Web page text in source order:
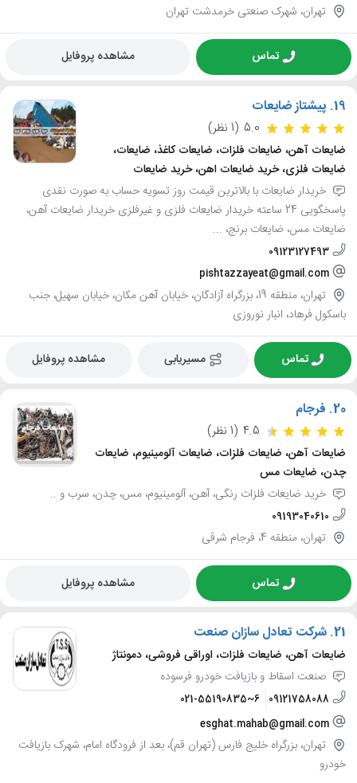
تهران، شهرک صنعتی خرمدشت تهران
تماس مشاهده پروفایل
19. پیشتاز ضایعات
5.0 (1 نظر)
ضایعات آهن، ضایعات فلزات، ضایعات کاغذ، ضایعات،
ضایعات فلزی، خرید ضایعات اهن، خرید ضایعات
خریدار ضایعات با بالاترین قیمت روز تسویه حساب به صورت نقدی
پاسخگویی 24 ساعته خریدار ضایعات فلزی و غیرفلزی خریدار ضایعات آهن،
ضایعات مس، ضایعات برنج، ...
09123127493
pishtazzayeat@gmail.com
تهران، منطقه 19، بزرگراه آزادگان، خیابان آهن مکان، خیابان سهیل، جنب
باسکول فرهاد، انبار نوروزی
تماس مسیریابی مشاهده پروفایل
20. فرجام
4.5 (1 نظر)
ضایعات آهن، ضایعات فلزات، ضایعات آلومینیوم، ضایعات
چدن، ضایعات مس
خرید ضایعات فلزات رنگی، آهن، آلومینیوم، مس، چدن، سرب و ..
09193040610
تهران، منطقه 4، فرجام شرقی
تماس مشاهده پروفایل
21. شرکت تعادل سازان صنعت
ضایعات آهن، ضایعات فلزات، اوراقی فروشی، دمونتاژ
صنعت اسقاط و بازیافت خودرو فرسوده
09121758088
021-55190835~6
esghat.mahab@gmail.com
تهران، بزرگراه خلیج فارس (تهران قم)، بعد از فرودگاه امام، شهرک بازیافت
خودرو